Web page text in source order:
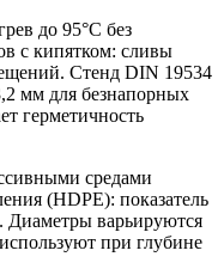
до 95°C без
с кипятком: сливы
Стенд DIN 19534
мм для безнапорных
герметичность
средами
(HDPE): показатель
Диаметры варьируются
при глубине